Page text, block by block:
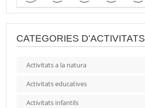
CATEGORIES D'ACTIVITATS
Activitats a la natura
Activitats educatives
Activitats infantils